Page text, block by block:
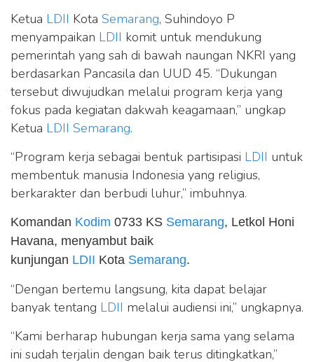
Ketua LDII Kota Semarang, Suhindoyo P
menyampaikan LDII komit untuk mendukung
pemerintah yang sah di bawah naungan NKRI yang
berdasarkan Pancasila dan UUD 45. “Dukungan
tersebut diwujudkan melalui program kerja yang
fokus pada kegiatan dakwah keagamaan,” ungkap
Ketua LDII Semarang.
“Program kerja sebagai bentuk partisipasi LDII untuk
membentuk manusia Indonesia yang religius,
berkarakter dan berbudi luhur,” imbuhnya.
Komandan Kodim 0733 KS Semarang, Letkol Honi
Havana, menyambut baik
kunjungan LDII Kota Semarang.
“Dengan bertemu langsung, kita dapat belajar
banyak tentang LDII melalui audiensi ini,” ungkapnya.
“Kami berharap hubungan kerja sama yang selama
ini sudah terjalin dengan baik terus ditingkatkan,”